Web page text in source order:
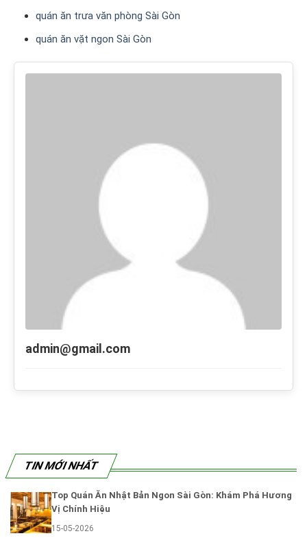
quán ăn trưa văn phòng Sài Gòn
quán ăn vặt ngon Sài Gòn
admin@gmail.com
TIN MỚI NHẤT
Top Quán Ăn Nhật Bản Ngon Sài Gòn: Khám Phá Hương
Vị Chính Hiệu
15-05-2026